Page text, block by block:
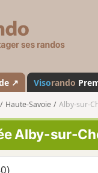
s
a
n
d
o
↗ Visorando
Haute-Savoie Alby-sur-
Alby-sur-